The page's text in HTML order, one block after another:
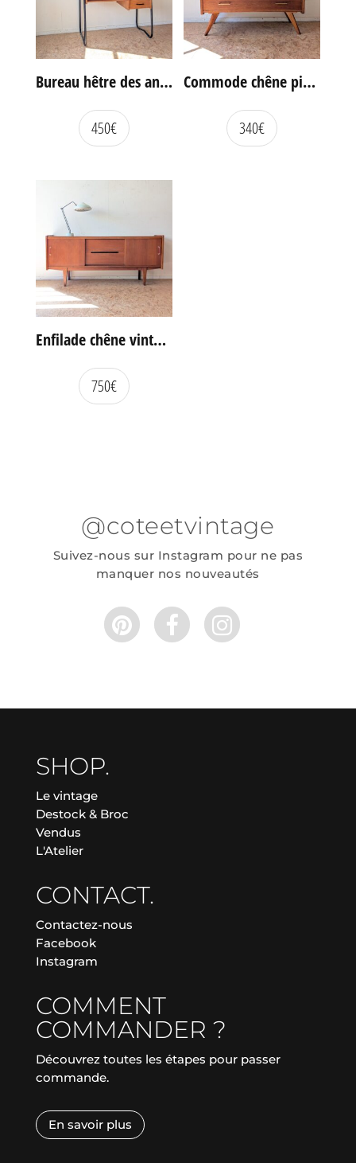
Bureau hêtre des années 60
450€
Commode chêne pieds compas vintage
340€
Enfilade chêne vintage portes coulissantes
750€
@coteetvintage
Suivez-nous sur Instagram pour ne pas
manquer nos nouveautés
SHOP.
Le vintage
Destock & Broc
Vendus
L'Atelier
CONTACT.
Contactez-nous
Facebook
Instagram
COMMENT
COMMANDER ?
Découvrez toutes les étapes pour passer
commande.
En savoir plus